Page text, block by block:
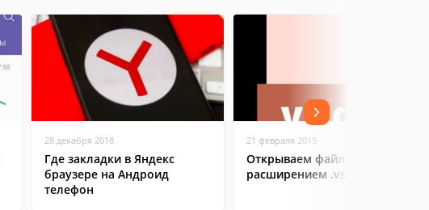
28 декабря 2018
Где закладки в Яндекс
браузере на Андроид
телефон
21 февраля 2019
Открываем файл с
расширением .vsd